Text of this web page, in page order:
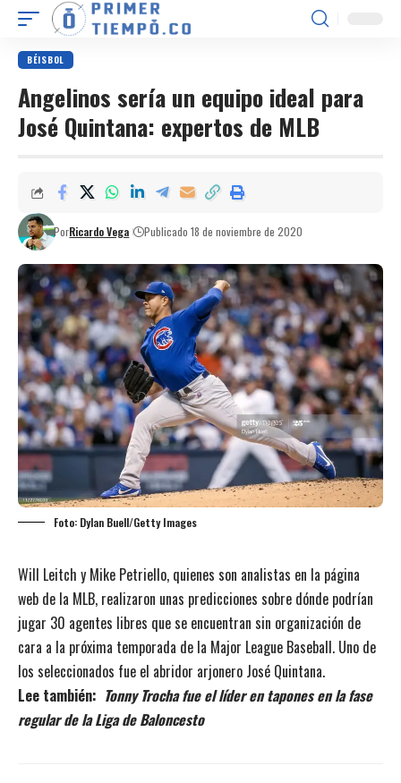
BÉISBOL
Angelinos sería un equipo ideal para
José Quintana: expertos de MLB
PorRicardo Vega Publicado 18 de noviembre de 2020
Foto: Dylan Buell/Getty Images
Will Leitch y Mike Petriello, quienes son analistas en la página
web de la MLB, realizaron unas predicciones sobre dónde podrían
jugar 30 agentes libres que se encuentran sin organización de
cara a la próxima temporada de la Major League Baseball. Uno de
los seleccionados fue el abridor arjonero José Quintana.
Lee también: Tonny Trocha fue el líder en tapones en la fase
regular de la Liga de Baloncesto